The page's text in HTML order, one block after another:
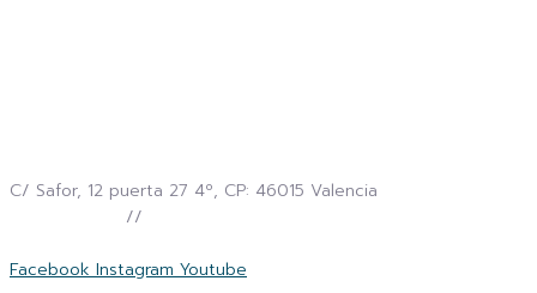
C/ Safor, 12 puerta 27 4º, CP: 46015 Valencia
//
Facebook Instagram Youtube